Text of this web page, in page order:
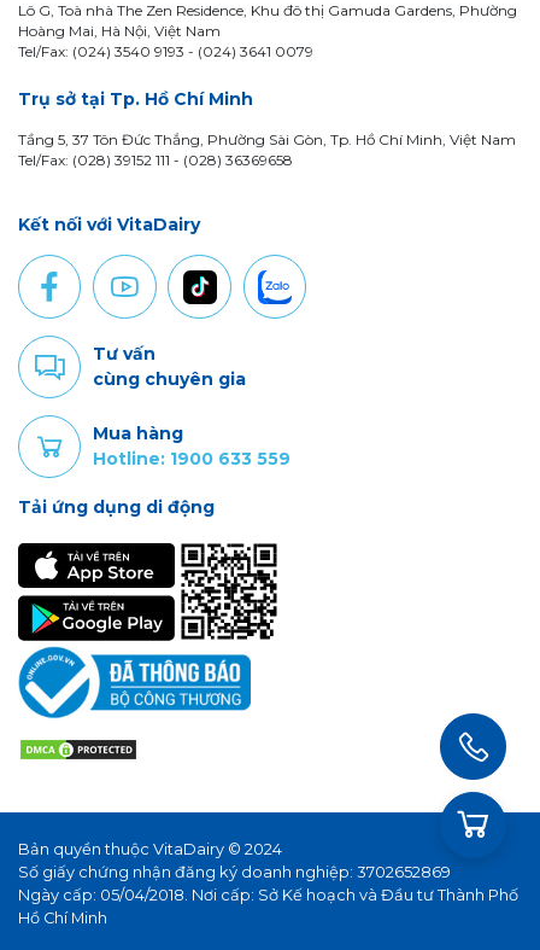
Lô G, Toà nhà The Zen Residence, Khu đô thị Gamuda Gardens, Phường
Hoàng Mai, Hà Nội, Việt Nam
Tel/Fax: (024) 3540 9193 - (024) 3641 0079
Trụ sở tại Tp. Hồ Chí Minh
Tầng 5, 37 Tôn Đức Thắng, Phường Sài Gòn, Tp. Hồ Chí Minh, Việt Nam
Tel/Fax: (028) 39152 111 - (028) 36369658
Kết nối với VitaDairy
Tư vấn
cùng chuyên gia
Mua hàng
Hotline: 1900 633 559
Tải ứng dụng di động
Bản quyền thuộc VitaDairy © 2024
Số giấy chứng nhận đăng ký doanh nghiệp: 3702652869
Ngày cấp: 05/04/2018. Nơi cấp: Sở Kế hoạch và Đầu tư Thành Phố
Hồ Chí Minh